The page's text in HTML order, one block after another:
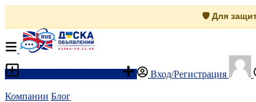
🛡️ Для
Вход/Регистрация
Компании Блог